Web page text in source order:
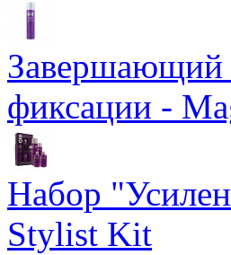
Завершающий
фиксации -
Набор
Stylist Kit